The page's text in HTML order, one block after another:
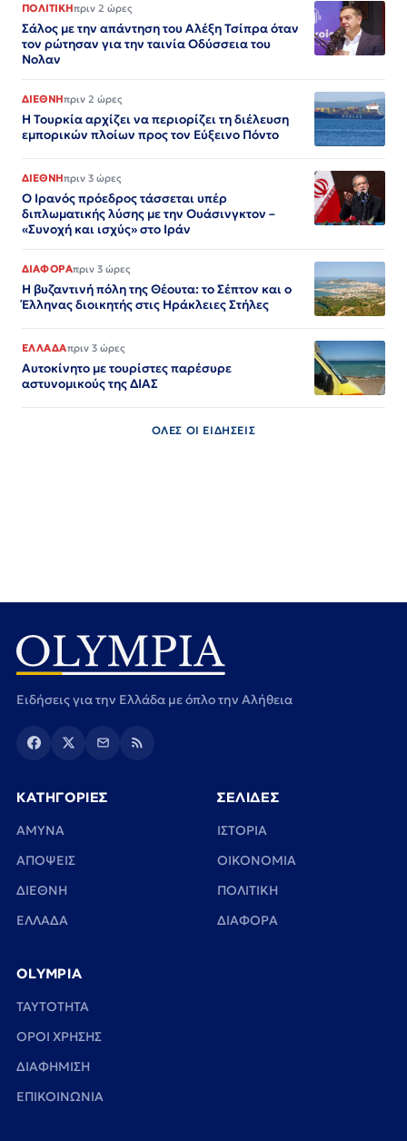
ΠΟΛΙΤΙΚΗπριν 2 ώρες
Σάλος με την απάντηση του Αλέξη Τσίπρα όταν
τον ρώτησαν για την ταινία Οδύσσεια του
Νολαν
ΔΙΕΘΝΗπριν 2 ώρες
Η Τουρκία αρχίζει να περιορίζει τη διέλευση
εμπορικών πλοίων προς τον Εύξεινο Πόντο
ΔΙΕΘΝΗπριν 3 ώρες
Ο Ιρανός πρόεδρος τάσσεται υπέρ
διπλωματικής λύσης με την Ουάσινγκτον –
«Συνοχή και ισχύς» στο Ιράν​​​​​​​​​​​​​​​​​​​​​​​​​​​​​​​​​​​​​​​​​​​​​​​​​​
ΔΙΑΦΟΡΑπριν 3 ώρες
Η βυζαντινή πόλη της Θέουτα: το Σέπτον και ο
Έλληνας διοικητής στις Ηράκλειες Στήλες
ΕΛΛΑΔΑπριν 3 ώρες
Αυτοκίνητο με τουρίστες παρέσυρε
αστυνομικούς της ΔΙΑΣ
ΟΛΕΣ ΟΙ ΕΙΔΗΣΕΙΣ
Ειδήσεις για την Ελλάδα με όπλο την Αλήθεια
ΚΑΤΗΓΟΡΙΕΣ
ΑΜΥΝΑ
ΑΠΟΨΕΙΣ
ΔΙΕΘΝΗ
ΕΛΛΑΔΑ
ΣΕΛΙΔΕΣ
ΙΣΤΟΡΙΑ
ΟΙΚΟΝΟΜΙΑ
ΠΟΛΙΤΙΚΗ
ΔΙΑΦΟΡΑ
OLYMPIA
TAYTOTHTA
ΟΡΟΙ ΧΡΗΣΗΣ
ΔΙΑΦΗΜΙΣΗ
ΕΠΙΚΟΙΝΩΝΙΑ